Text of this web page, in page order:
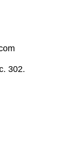
302.